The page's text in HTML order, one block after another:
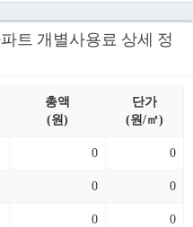
트 개별사용료 상세 정
총액
(원)
단가
(원/㎡)
0 0
0 0
0 0